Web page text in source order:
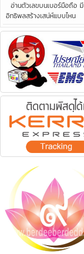
อ่านตัวเลขบนเบอร์มือถือ มี
อิทธิพลสร้างเสน่ห์แบบไหน